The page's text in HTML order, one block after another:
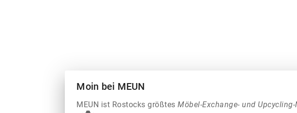
Moin bei MEUN
MEUN ist Rostocks größtesMöbel-Exchange- und Upcycling-